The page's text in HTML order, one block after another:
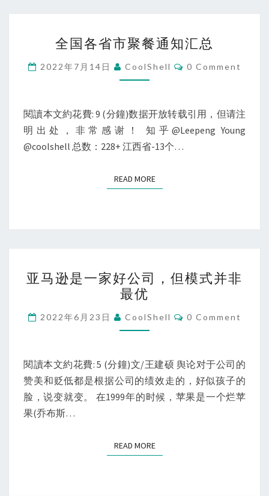
国
各
省
聚
通
汇
总
全国各省市聚餐通知汇总
2022年7月14日 CoolShell Comments
0 Comment
閱讀本文約花費: 9 (分鐘)数据开放转载引用，但请注
明出处，非常感谢！ 知乎@Leepeng Young
@coolshell 总数：228+ 江西省-13个…
READ MOREREAD MORE
马
逊
是
一
好
公
司，
式
亚马逊是一家好公司，但模式并非
最优
2022年6月23日 CoolShell Comments
0 Comment
閱讀本文約花費: 5 (分鐘)文/王建硕 舆论对于公司的
赞美和贬低都是根据公司的绩效走的，好似孩子的
脸，说变就变。 在1999年的时候，苹果是一个烂苹
果(乔布斯…
READ MOREREAD MORE